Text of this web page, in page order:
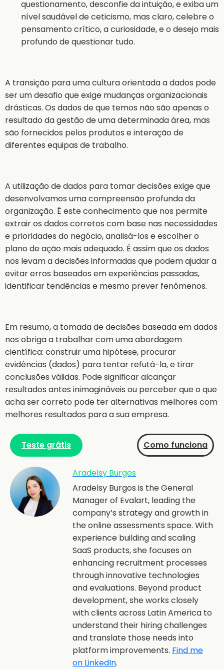
questionamento, desconfie da intuição, e exiba um
nível saudável de ceticismo, mas claro, celebre o
pensamento crítico, a curiosidade, e o desejo mais
profundo de questionar tudo.
A transição para uma cultura orientada a dados pode
ser um desafio que exige mudanças organizacionais
drásticas. Os dados de que temos não são apenas o
resultado da gestão de uma determinada área, mas
são fornecidos pelos produtos e interação de
diferentes equipas de trabalho.
A utilização de dados para tomar decisões exige que
desenvolvamos uma compreensão profunda da
organização. É este conhecimento que nos permite
extrair os dados corretos com base nas necessidades
e prioridades do negócio, analisá-los e escolher o
plano de ação mais adequado. É assim que os dados
nos levam a decisões informadas que podem ajudar a
evitar erros baseados em experiências passadas,
identificar tendências e mesmo prever fenômenos.
Em resumo, a tomada de decisões baseada em dados
nos obriga a trabalhar com uma abordagem
científica: construir uma hipótese, procurar
evidências (dados) para tentar refutá-la, e tirar
conclusões válidas. Pode significar alcançar
resultados antes inimagináveis ou perceber que o que
acha ser correto pode ter alternativas melhores com
melhores resultados para a sua empresa.
Teste grátis Como funciona
Aradelsy Burgos
Aradelsy Burgos is the General
Manager of Evalart, leading the
company’s strategy and growth in
the online assessments space. With
experience building and scaling
SaaS products, she focuses on
enhancing recruitment processes
through innovative technologies
and evaluations. Beyond product
development, she works closely
with clients across Latin America to
understand their hiring challenges
and translate those needs into
platform improvements. Find me
on LinkedIn.